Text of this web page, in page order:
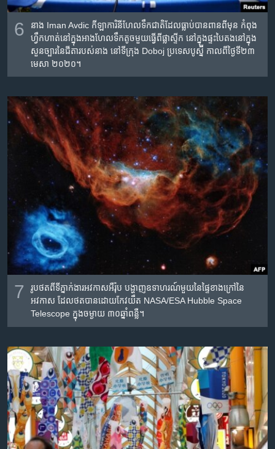
6
នាង Iman Avdic កីឡាការិនី​​ហែល​ទឹក​ជាតិ​ដែល​ធ្លាប់​បាន​ពាន​​ពីមុន​ កំពុង​
ហ្វឹកហាត់​នៅ​ក្នុង​អាង​ហែល​ទឹក​តូច​មួយ​ធ្វើ​ពី​ផ្លាស្ទីក នៅ​ក្នុង​ផ្ទះ​បៃតងនៅ​ក្នុង​
សួន​ច្បារ​នៃ​ជីតា​របស់​នាង នៅ​ទីក្រុង Doboj ប្រទេស​បូស្ន៊ី កាល​ពី​ថ្ងៃ​ទី២៣
មេសា ២០២០។
7
រូបថត​ពី​ទីភ្នាក់ងារ​អវកាស​អឺរ៉ុប បង្ហាញ​ឧទាហរណ៍​មួយ​នៃ​ផ្ទៃ​ខាង​ក្រៅ​នៃ​
អវកាស ដែល​ថត​បាន​ដោយ​កែវ​យឹត NASA/ESA Hubble Space
Telescope ក្នុង​ចម្ងាយ ៣០​ឆ្នាំ​ពន្លឺ។